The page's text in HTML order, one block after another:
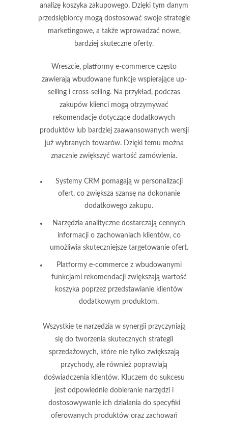
analizę koszyka zakupowego. Dzięki tym danym
przedsiębiorcy mogą dostosować swoje strategie
marketingowe, a także wprowadzać nowe,
bardziej skuteczne oferty.
Wreszcie, platformy e-commerce często
zawierają wbudowane funkcje wspierające up-
selling i cross-selling. Na przykład, podczas
zakupów klienci mogą otrzymywać
rekomendacje dotyczące dodatkowych
produktów lub bardziej zaawansowanych wersji
już wybranych towarów. Dzięki temu można
znacznie zwiększyć wartość zamówienia.
Systemy CRM pomagają w personalizacji
ofert, co zwiększa szansę na dokonanie
dodatkowego zakupu.
Narzędzia analityczne dostarczają cennych
informacji o zachowaniach klientów, co
umożliwia skuteczniejsze targetowanie ofert.
Platformy e-commerce z wbudowanymi
funkcjami rekomendacji zwiększają wartość
koszyka poprzez przedstawianie klientów
dodatkowym produktom.
Wszystkie te narzędzia w synergii przyczyniają
się do tworzenia skutecznych strategii
sprzedażowych, które nie tylko zwiększają
przychody, ale również poprawiają
doświadczenia klientów. Kluczem do sukcesu
jest odpowiednie dobieranie narzędzi i
dostosowywanie ich działania do specyfiki
oferowanych produktów oraz zachowań